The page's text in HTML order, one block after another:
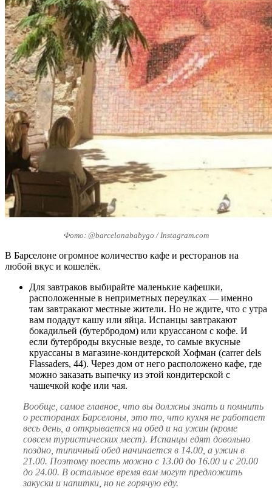
Фото: @barcelonababygo / Instagram.com
В Барселоне огромное количество кафе и ресторанов на
любой вкус и кошелёк.
Для завтраков выбирайте маленькие кафешки,
расположенные в неприметных переулках — именно
там завтракают местные жители. Но не ждите, что с утра
вам подадут кашу или яйца. Испанцы завтракают
бокадильей (бутербродом) или круассаном с кофе. И
если бутерброды вкусные везде, то самые вкусные
круассаны в магазине-кондитерской Хофман (carrer dels
Flassaders, 44). Через дом от него расположено кафе, где
можно заказать выпечку из этой кондитерской с
чашечкой кофе или чая.
Вообще, самое главное, что вы должны знать и помнить
о ресторанах Барселоны, это то, что кухня не работает
весь день, а открывается на обед и на ужин (кроме
совсем туристических мест). Испанцы едят довольно
поздно, типичный обед начинается в 14.00, а ужин в
21.00. Поэтому поесть можно с 13.00 до 16.00 и с 20.00
до 24.00. В остальное время вам могут предложить
закуски и напитки, но не горячую еду.